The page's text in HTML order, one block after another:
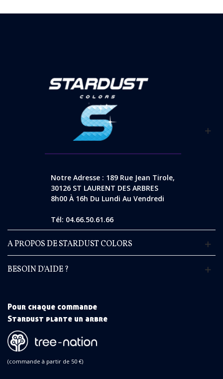
Notre Adresse : 189 Rue Jean Tirole,
30126 ST LAURENT DES ARBRES
8h00 À 16h Du Lundi Au Vendredi
Tél: 04.66.50.61.66
A PROPOS DE STARDUST COLORS
BESOIN D'AIDE ?
Pour chaque commande
Stardust plante un arbre
(commande à partir de 50 €)